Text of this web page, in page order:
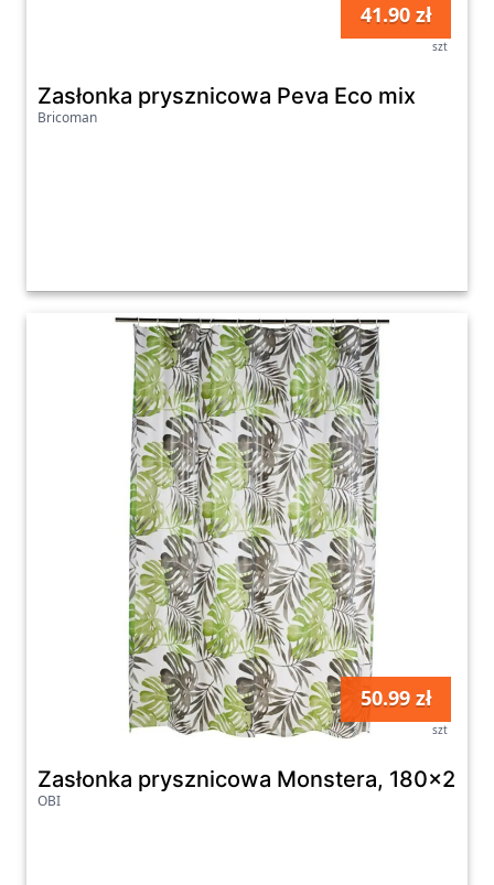
41.90 zł
szt
Zasłonka prysznicowa Peva Eco mix
Bricoman
50.99 zł
szt
Zasłonka prysznicowa Monstera, 180x200
OBI